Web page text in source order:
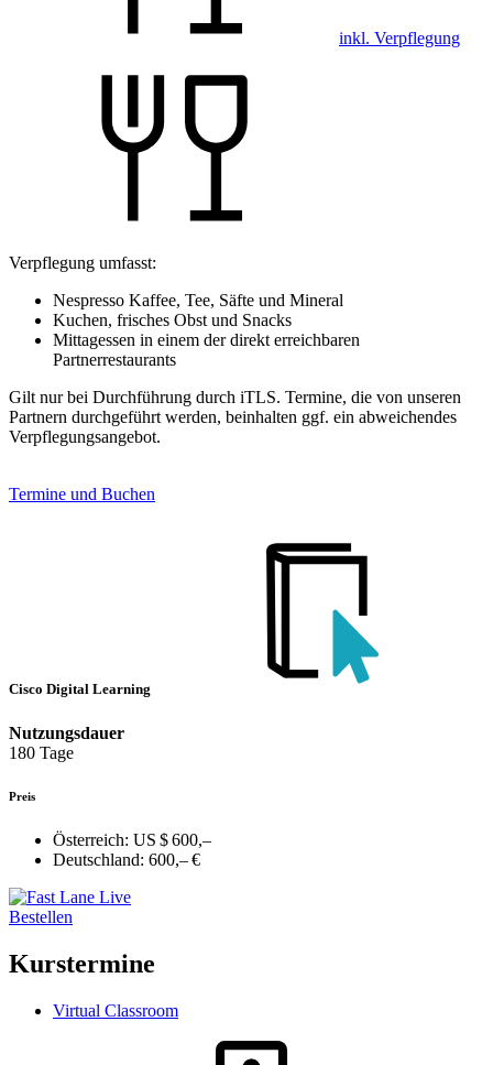
inkl. Verpflegung
Verpflegung umfasst:
Nespresso Kaffee, Tee, Säfte und Mineral
Kuchen, frisches Obst und Snacks
Mittagessen in einem der direkt erreichbaren
Partnerrestaurants
Gilt nur bei Durchführung durch iTLS. Termine, die von unseren
Partnern durchgeführt werden, beinhalten ggf. ein abweichendes
Verpflegungsangebot.
Termine und Buchen
Cisco Digital Learning
Nutzungsdauer
180 Tage
Preis
Österreich: US $ 600,–
Deutschland: 600,– €
Bestellen
Kurstermine
Virtual Classroom